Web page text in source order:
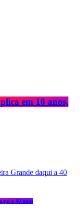
em 10 anos,
a 40 anos